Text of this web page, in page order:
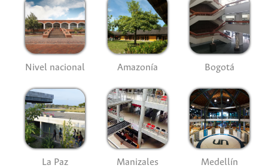
Nivel nacional Amazonía Bogotá
La Paz Manizales Medellín